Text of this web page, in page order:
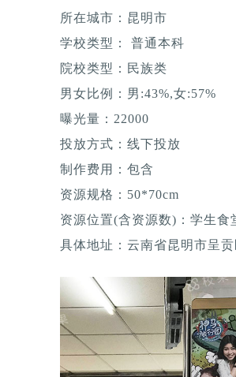
所在城市：昆明市
学校类型： 普通本科
院校类型：民族类
男女比例：男:43%,女:57%
曝光量：22000
投放方式：线下投放
制作费用：包含
资源规格：50*70cm
资源位置(含资源数)：学生食
具体地址：云南省昆明市呈